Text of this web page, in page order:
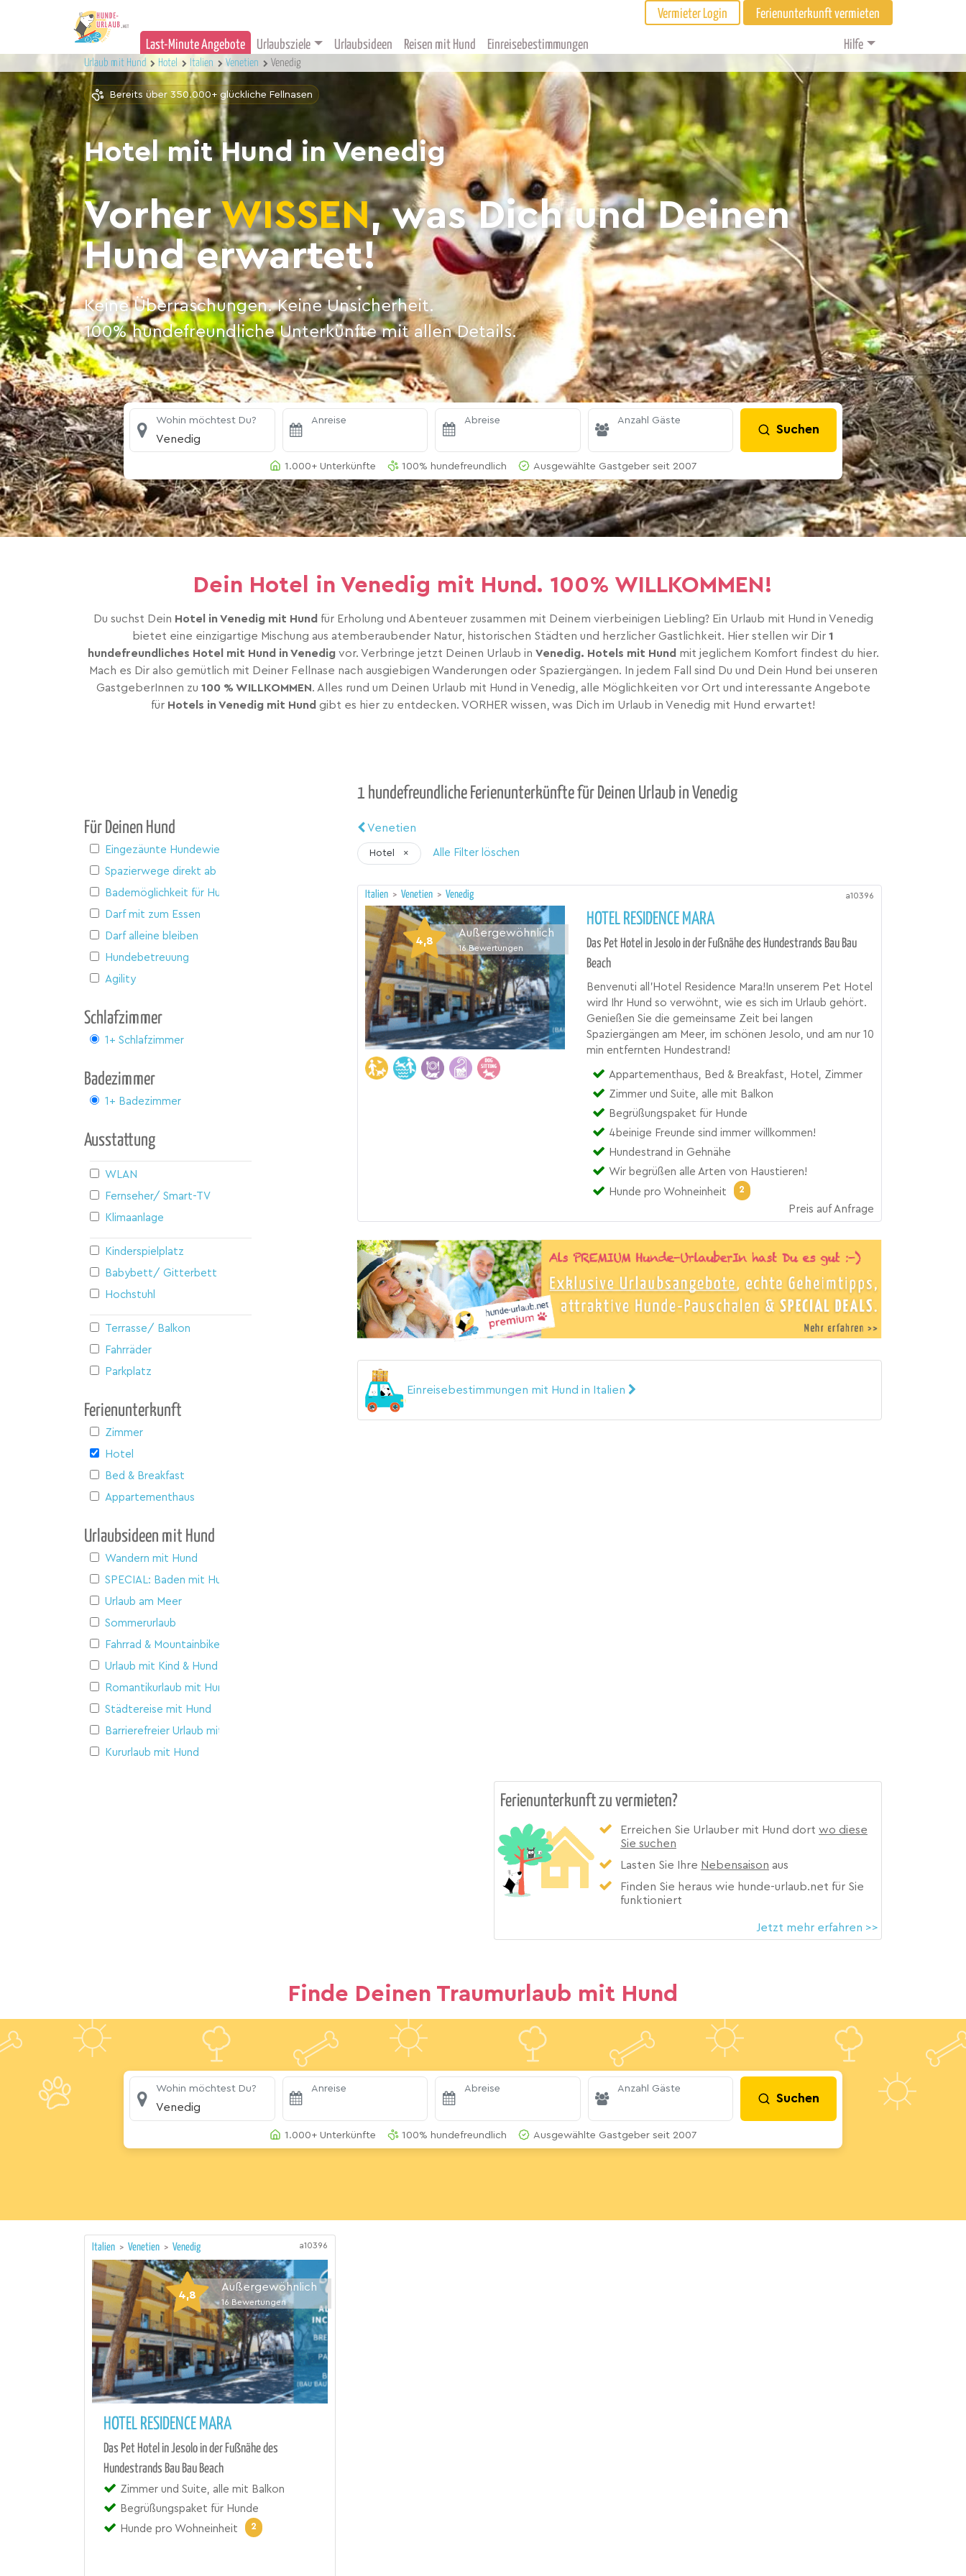
Vermieter Login Ferienunterkunft vermieten
Last-Minute Angebote Urlaubsziele Urlaubsideen Reisen mit Hund Einreisebestimmungen Hilfe
Urlaub mit Hund Hotel Italien Venetien Venedig
Bereits über 350.000+ glückliche Fellnasen
Hotel mit Hund in Venedig
VorherWISSEN, was Dich und Deinen
Hund erwartet!
Keine Überraschungen. Keine Unsicherheit.
100% hundefreundliche Unterkünfte mit allen Details.
Wohin möchtest Du?
Venedig
Anreise Abreise Anzahl Gäste
Suchen
1.000+ Unterkünfte 100% hundefreundlich Ausgewählte Gastgeber seit 2007
Dein Hotel in Venedig mit Hund. 100% WILLKOMMEN!
Du suchst Dein Hotel in Venedig mit Hund für Erholung und Abenteuer zusammen mit Deinem vierbeinigen Liebling? Ein Urlaub mit Hund in Venedig
bietet eine einzigartige Mischung aus atemberaubender Natur, historischen Städten und herzlicher Gastlichkeit. Hier stellen wir Dir 1
hundefreundliches Hotel mit Hund in Venedig vor. Verbringe jetzt Deinen Urlaub in Venedig. Hotels mit Hund mit jeglichem Komfort findest du hier.
Mach es Dir also gemütlich mit Deiner Fellnase nach ausgiebigen Wanderungen oder Spaziergängen. In jedem Fall sind Du und Dein Hund bei unseren
GastgeberInnen zu 100 % WILLKOMMEN. Alles rund um Deinen Urlaub mit Hund in Venedig, alle Möglichkeiten vor Ort und interessante Angebote
für Hotels in Venedig mit Hund gibt es hier zu entdecken. VORHER wissen, was Dich im Urlaub in Venedig mit Hund erwartet!
Für Deinen Hund
Eingezäunte Hundewiese
Spazierwege direkt ab Haus
Bademöglichkeit für Hunde
Darf mit zum Essen
Darf alleine bleiben
Hundebetreuung
Agility
Schlafzimmer
1+ Schlafzimmer
Badezimmer
1+ Badezimmer
Ausstattung
WLAN
Fernseher/ Smart-TV
Klimaanlage
Kinderspielplatz
Babybett/ Gitterbett
Hochstuhl
Terrasse/ Balkon
Fahrräder
Parkplatz
Ferienunterkunft
Zimmer
Hotel
Bed & Breakfast
Appartementhaus
Urlaubsideen mit Hund
Wandern mit Hund
SPECIAL: Baden mit Hund
Urlaub am Meer
Sommerurlaub
Fahrrad & Mountainbike
Urlaub mit Kind & Hund
Romantikurlaub mit Hund
Städtereise mit Hund
Barrierefreier Urlaub mit Hund
Kururlaub mit Hund
1 hundefreundliche Ferienunterkünfte für Deinen Urlaub in Venedig
Venetien
Hotel × Alle Filter löschen
Italien > Venetien > Venedig a10396
4,8
Außergewöhnlich
16 Bewertungen
HOTEL RESIDENCE MARA
Das Pet Hotel in Jesolo in der Fußnähe des Hundestrands Bau Bau
Beach
Benvenuti all'Hotel Residence Mara!In unserem Pet Hotel
wird Ihr Hund so verwöhnt, wie es sich im Urlaub gehört.
Genießen Sie die gemeinsame Zeit bei langen
Spaziergängen am Meer, im schönen Jesolo, und am nur 10
min entfernten Hundestrand!
Appartementhaus, Bed & Breakfast, Hotel, Zimmer
Zimmer und Suite, alle mit Balkon
Begrüßungspaket für Hunde
4beinige Freunde sind immer willkommen!
Hundestrand in Gehnähe
Wir begrüßen alle Arten von Haustieren!
Hunde pro Wohneinheit
2
Preis auf Anfrage
Einreisebestimmungen mit Hund in Italien
Ferienunterkunft zu vermieten?
Erreichen Sie Urlauber mit Hund dort wo diese
Sie suchen
Lasten Sie Ihre Nebensaison aus
Finden Sie heraus wie hunde-urlaub.net für Sie
funktioniert
Jetzt mehr erfahren >>
Finde Deinen Traumurlaub mit Hund
Wohin möchtest Du?
Venedig
Anreise Abreise Anzahl Gäste
Suchen
1.000+ Unterkünfte 100% hundefreundlich Ausgewählte Gastgeber seit 2007
Italien > Venetien > Venedig a10396
4,8
Außergewöhnlich
16 Bewertungen
HOTEL RESIDENCE MARA
Das Pet Hotel in Jesolo in der Fußnähe des
Hundestrands Bau Bau Beach
Zimmer und Suite, alle mit Balkon
Begrüßungspaket für Hunde
Hunde pro Wohneinheit
2